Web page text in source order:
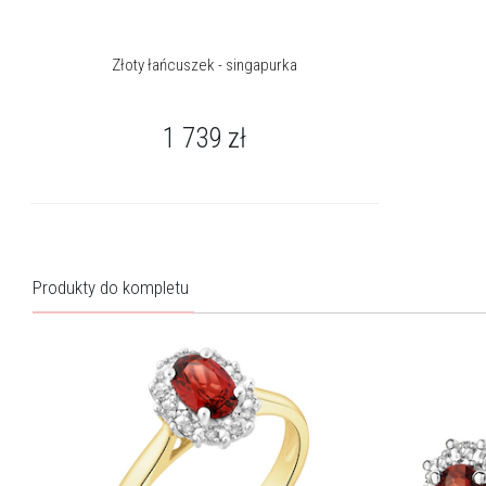
Złoty łańcuszek - singapurka
1 739 zł
Produkty do kompletu